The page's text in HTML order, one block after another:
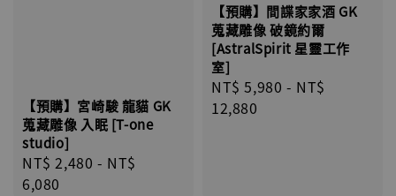
【預購】宮崎駿 龍貓 GK
蒐藏雕像 入眠 [T-one
studio]
Regular
price
NT$ 2,480 - NT$
6,080
【預購】間諜家家酒 GK
蒐藏雕像 破鏡約爾
[AstralSpirit 星靈工作
室]
Regular
price
NT$ 5,980 - NT$
12,880